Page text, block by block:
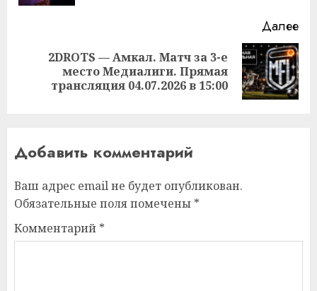
Далее
Следующая
запись:
2DROTS — Амкал. Матч за 3-е
место Медиалиги. Прямая
трансляция 04.07.2026 в 15:00
Добавить комментарий
Ваш адрес email не будет опубликован.
Обязательные поля помечены *
Комментарий *